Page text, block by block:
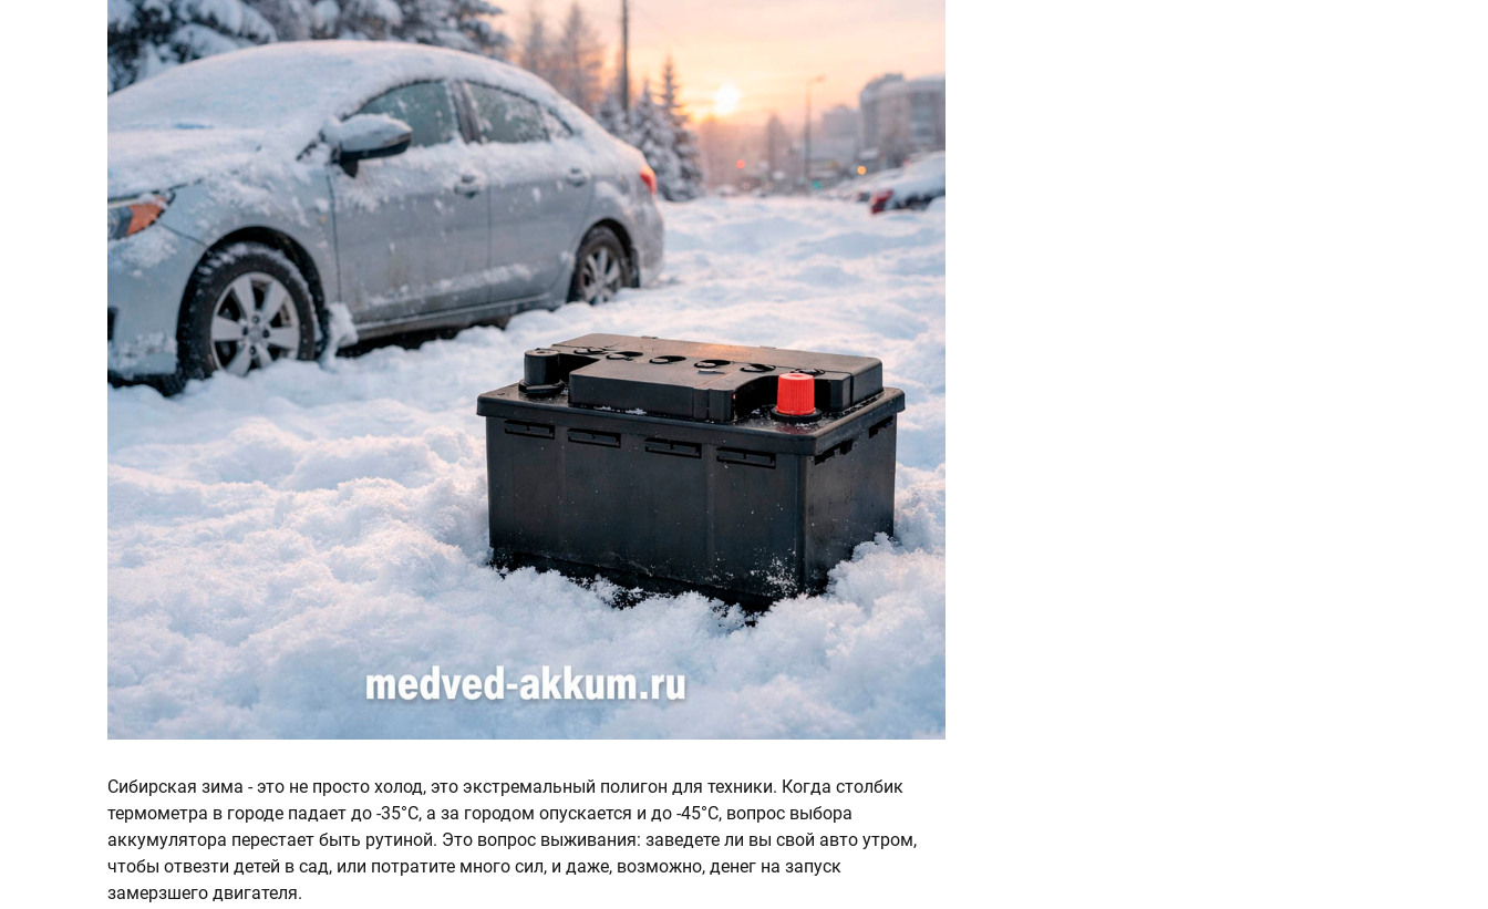
Сибирская зима - это не просто холод, это экстремальный полигон для техники. Когда столбик
термометра в городе падает до -35°C, а за городом опускается и до -45°C, вопрос выбора
аккумулятора перестает быть рутиной. Это вопрос выживания: заведете ли вы свой авто утром,
чтобы отвезти детей в сад, или потратите много сил, и даже, возможно, денег на запуск
замерзшего двигателя.